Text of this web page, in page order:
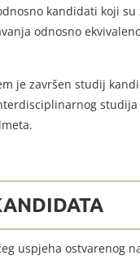
kandidati koji
odnosno
je završen studij
uspjeha ostvarenog